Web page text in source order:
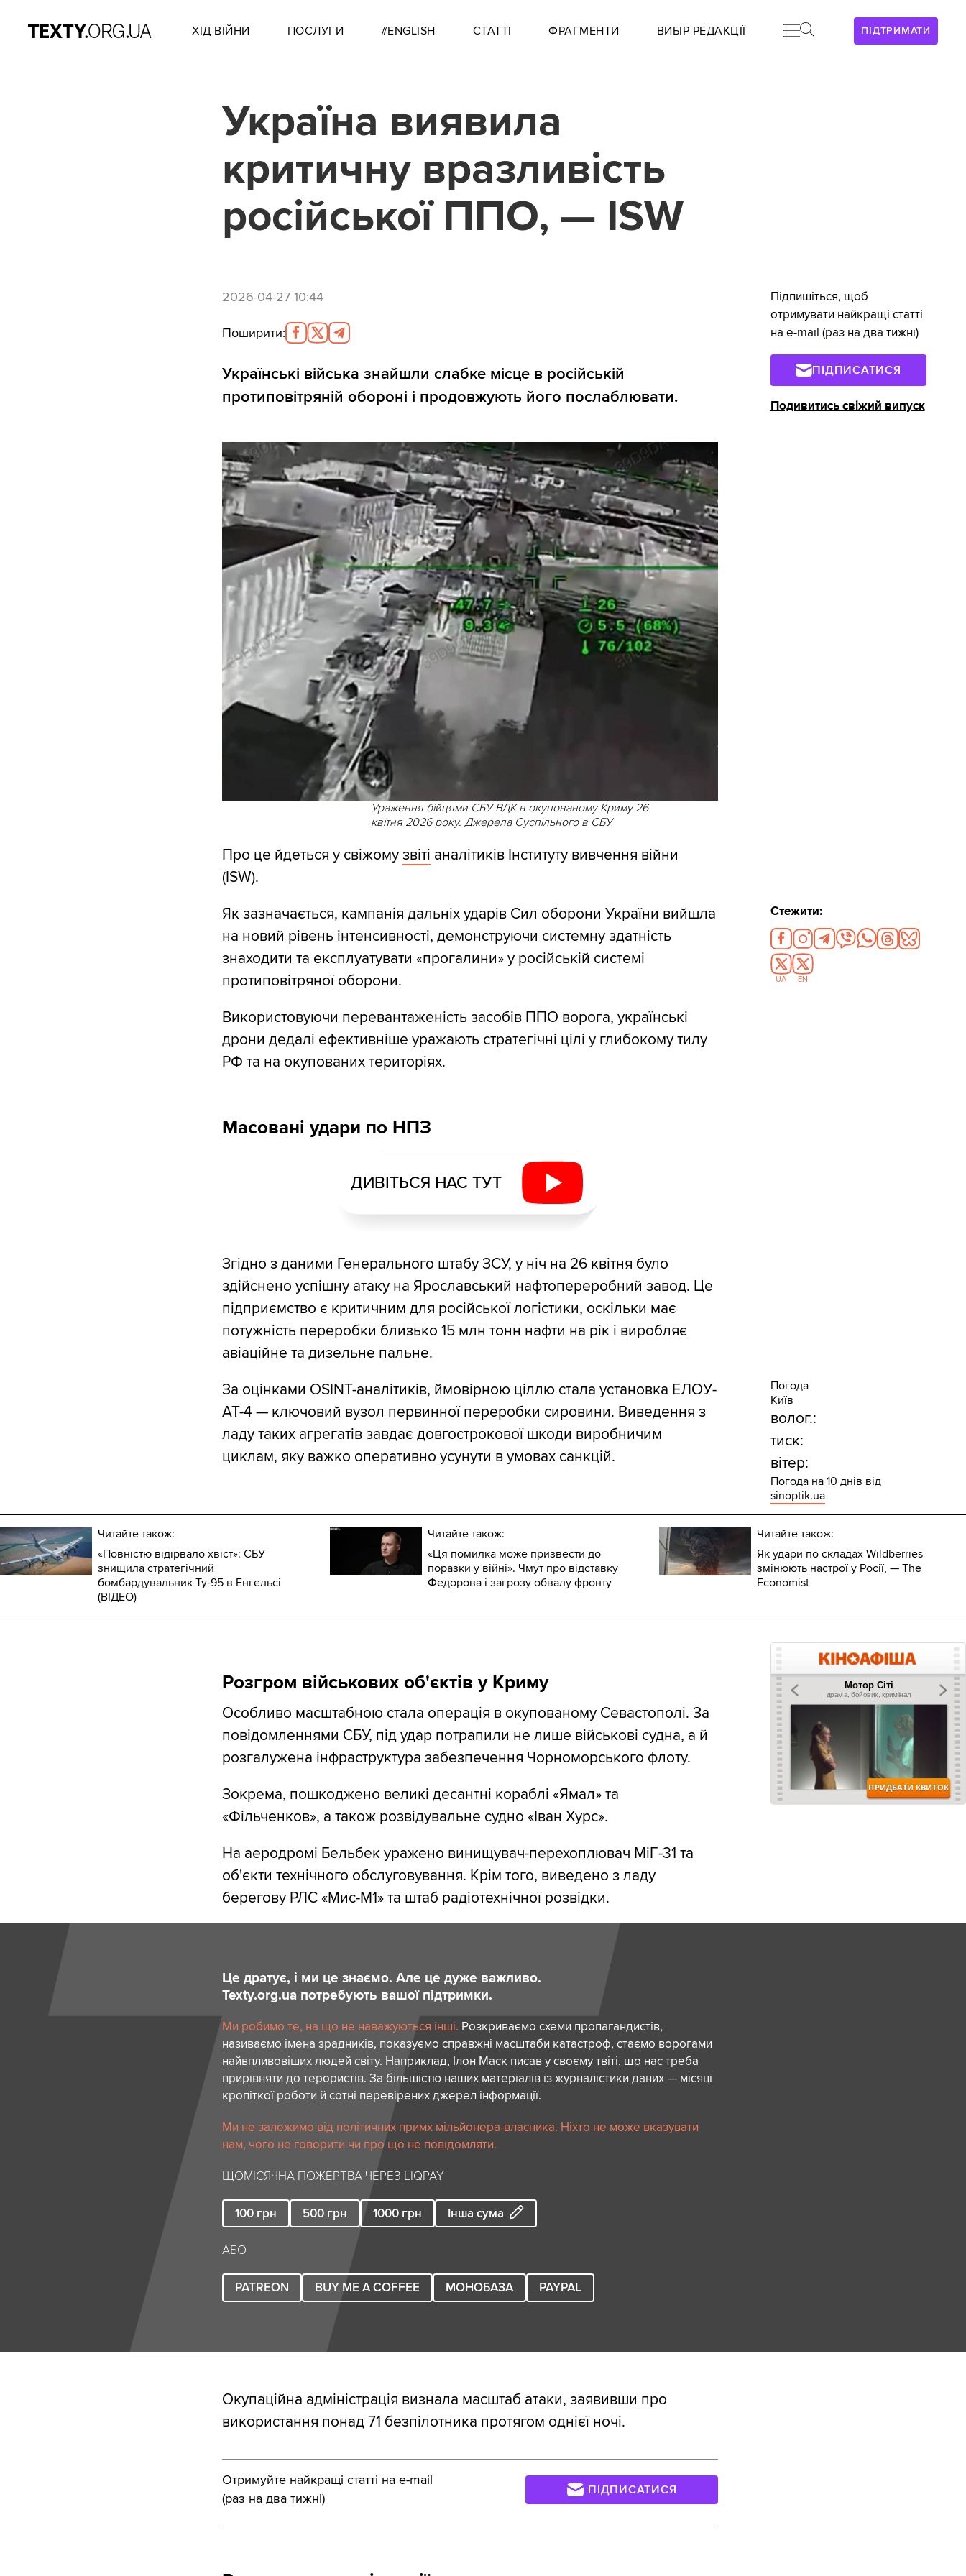
ПІДТРИМАТИ
ХІД ВІЙНИ ПОСЛУГИ #ENGLISH СТАТТІ ФРАГМЕНТИ ВИБІР РЕДАКЦІЇ
Україна виявила
критичну вразливість
російської ППО, — ISW
2026-04-27 10:44
Поширити:
Українські війська знайшли слабке місце в російській
протиповітряній обороні і продовжують його послаблювати.
Ураження бійцями СБУ ВДК в окупованому Криму 26
квітня 2026 року. Джерела Суспільного в СБУ
Про це йдеться у свіжому звіті аналітиків Інституту вивчення війни
(ISW).
Як зазначається, кампанія дальніх ударів Сил оборони України вийшла
на новий рівень інтенсивності, демонструючи системну здатність
знаходити та експлуатувати «прогалини» у російській системі
протиповітряної оборони.
Використовуючи перевантаженість засобів ППО ворога, українські
дрони дедалі ефективніше уражають стратегічні цілі у глибокому тилу
РФ та на окупованих територіях.
Масовані удари по НПЗ
ДИВІТЬСЯ НАС ТУТ
Згідно з даними Генерального штабу ЗСУ, у ніч на 26 квітня було
здійснено успішну атаку на Ярославський нафтопереробний завод. Це
підприємство є критичним для російської логістики, оскільки має
потужність переробки близько 15 млн тонн нафти на рік і виробляє
авіаційне та дизельне пальне.
За оцінками OSINT-аналітиків, ймовірною ціллю стала установка ЕЛОУ-
АТ-4 — ключовий вузол первинної переробки сировини. Виведення з
ладу таких агрегатів завдає довгострокової шкоди виробничим
циклам, яку важко оперативно усунути в умовах санкцій.
Читайте також:
«Повністю відірвало хвіст»: СБУ
знищила стратегічний
бомбардувальник Ту-95 в Енгельсі
(ВІДЕО)
Читайте також:
«Ця помилка може призвести до
поразки у війні». Чмут про відставку
Федорова і загрозу обвалу фронту
Читайте також:
Як удари по складах Wildberries
змінюють настрої у Росії, — The
Economist
Розгром військових об'єктів у Криму
Особливо масштабною стала операція в окупованому Севастополі. За
повідомленнями СБУ, під удар потрапили не лише військові судна, а й
розгалужена інфраструктура забезпечення Чорноморського флоту.
Зокрема, пошкоджено великі десантні кораблі «Ямал» та
«Фільченков», а також розвідувальне судно «Іван Хурс».
На аеродромі Бельбек уражено винищувач-перехоплювач МіГ-31 та
об'єкти технічного обслуговування. Крім того, виведено з ладу
берегову РЛС «Мис-М1» та штаб радіотехнічної розвідки.
Це дратує, і ми це знаємо. Але це дуже важливо.
Texty.org.ua потребують вашої підтримки.
Ми робимо те, на що не наважуються інші. Розкриваємо схеми пропагандистів,
називаємо імена зрадників, показуємо справжні масштаби катастроф, стаємо ворогами
найвпливовіших людей світу. Наприклад, Ілон Маск писав у своєму твіті, що нас треба
прирівняти до терористів. За більшістю наших матеріалів із журналістики даних — місяці
кропіткої роботи й сотні перевірених джерел інформації.
Ми не залежимо від політичних примх мільйонера-власника. Ніхто не може вказувати
нам, чого не говорити чи про що не повідомляти.
ЩОМІСЯЧНА ПОЖЕРТВА ЧЕРЕЗ LIQPAY
100 грн 500 грн 1000 грн Інша сума
АБО
PATREON BUY ME A COFFEE МОНОБАЗА PAYPAL
Окупаційна адміністрація визнала масштаб атаки, заявивши про
використання понад 71 безпілотника протягом однієї ночі.
Отримуйте найкращі статті на e-mail
(раз на два тижні)
ПІДПИСАТИСЯ
Підпишіться, щоб
отримувати найкращі статті
на e-mail (раз на два тижні)
ПІДПИСАТИСЯ
Подивитись свіжий випуск
Стежити:
UA EN
Погода
Київ
волог.:
тиск:
вітер:
Погода на 10 днів від
sinoptik.ua